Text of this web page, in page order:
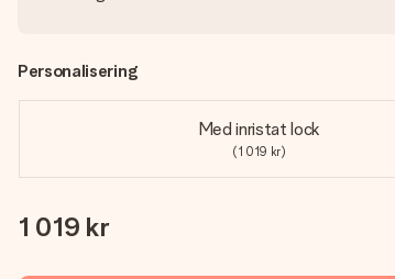
Personalisering
Med inristat lock
(1 019 kr)
1 019 kr